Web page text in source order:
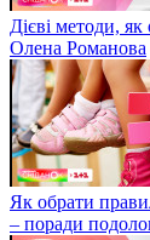
Дієві методи,
Олена Романова
Як обрати
– поради